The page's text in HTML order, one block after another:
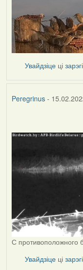
Увайдзіце ці
Peregrinus-
С противоположного
Увайдзіце ці